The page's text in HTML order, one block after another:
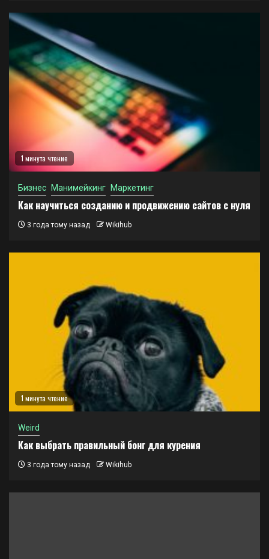
1 минута чтение
Бизнес Манимейкинг Маркетинг
Как научиться созданию и продвижению сайтов с нуля
3 года тому назад Wikihub
1 минута чтение
Weird
Как выбрать правильный бонг для курения
3 года тому назад Wikihub